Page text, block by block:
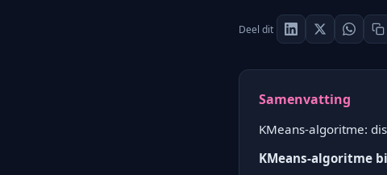
Deel dit
Samenvatting
KMeans-algoritme:
KMeans-algoritme